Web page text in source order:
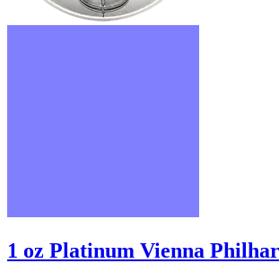
1 oz Platinum Vienna